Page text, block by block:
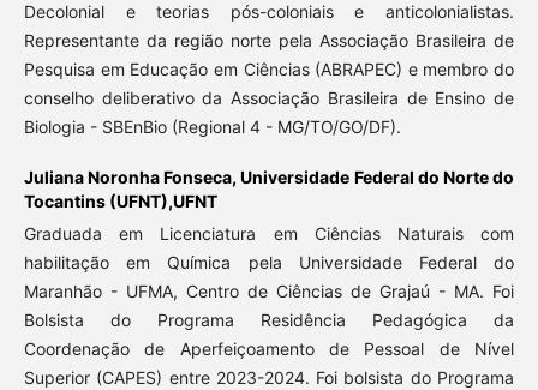
Decolonial e teorias pós-coloniais e anticolonialistas.
Representante da região norte pela Associação Brasileira de
Pesquisa em Educação em Ciências (ABRAPEC) e membro do
conselho deliberativo da Associação Brasileira de Ensino de
Biologia - SBEnBio (Regional 4 - MG/TO/GO/DF).
Juliana Noronha Fonseca,Universidade Federal do Norte do
Tocantins (UFNT),UFNT
Graduada em Licenciatura em Ciências Naturais com
habilitação em Química pela Universidade Federal do
Maranhão - UFMA, Centro de Ciências de Grajaú - MA. Foi
Bolsista do Programa Residência Pedagógica da
Coordenação de Aperfeiçoamento de Pessoal de Nível
Superior (CAPES) entre 2023-2024. Foi bolsista do Programa